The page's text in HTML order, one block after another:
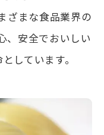
ざまな食品業界の
、安全でおいしい
しています。